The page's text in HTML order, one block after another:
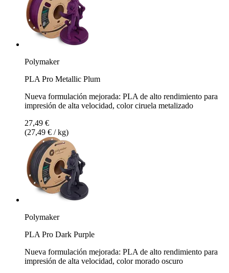
Polymaker
PLA Pro Metallic Plum
Nueva formulación mejorada: PLA de alto rendimiento para
impresión de alta velocidad, color ciruela metalizado
27,49 €
(27,49 € / kg)
Polymaker
PLA Pro Dark Purple
Nueva formulación mejorada: PLA de alto rendimiento para
impresión de alta velocidad, color morado oscuro